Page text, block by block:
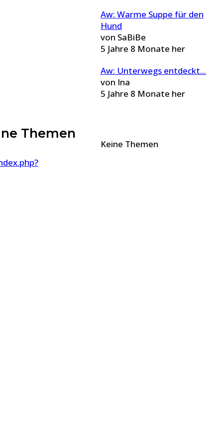
Aw: Warme Suppe für den
Hund
von SaBiBe
5 Jahre 8 Monate her
Aw: Unterwegs entdeckt...
von Ina
5 Jahre 8 Monate her
Themen
Keine Themen